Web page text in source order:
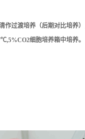
作过渡培养 （后期对比培养）
细胞培养箱中培养。